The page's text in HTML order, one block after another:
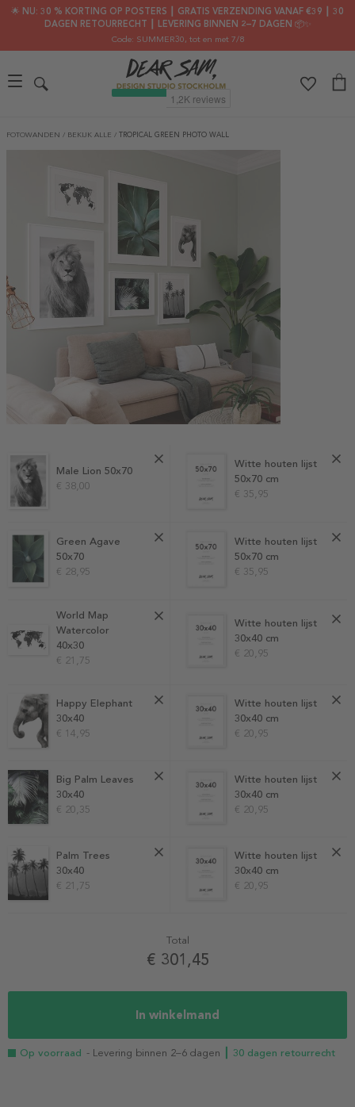
🌟 NU: 30 % KORTING OP POSTERS ┃ GRATIS VERZENDING VANAF €39 ┃ 30
DAGEN RETOURRECHT ┃ LEVERING BINNEN 2–7 DAGEN 📦✨
Code: SUMMER30, tot en met 7/8
FOTOWANDEN / BEKIJK ALLE / TROPICAL GREEN PHOTO WALL
Male Lion 50x70
€ 38,00
Witte houten lijst
50x70 cm
€ 35,95
Green Agave
50x70
€ 28,95
Witte houten lijst
50x70 cm
€ 35,95
World Map
Watercolor
40x30
€ 21,75
Witte houten lijst
30x40 cm
€ 20,95
Happy Elephant
30x40
€ 14,95
Witte houten lijst
30x40 cm
€ 20,95
Big Palm Leaves
30x40
€ 20,35
Witte houten lijst
30x40 cm
€ 20,95
Palm Trees
30x40
€ 21,75
Witte houten lijst
30x40 cm
€ 20,95
Total
€ 301,45
In winkelmand
Op voorraad - Levering binnen 2–6 dagen ┃ 30 dagen retourrecht